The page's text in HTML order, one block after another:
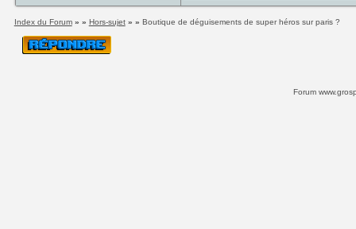
Index du Forum» » Hors-sujet» » Boutique de déguisements de super héros sur paris ?
Forum